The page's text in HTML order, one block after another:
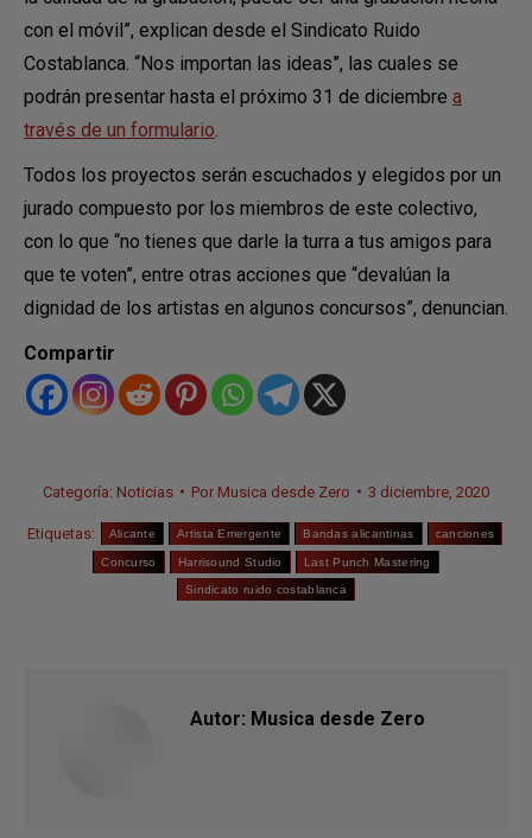
con el móvil”, explican desde el Sindicato Ruido
Costablanca. “Nos importan las ideas”, las cuales se
podrán presentar hasta el próximo 31 de diciembre a
través de un formulario.
Todos los proyectos serán escuchados y elegidos por un
jurado compuesto por los miembros de este colectivo,
con lo que “no tienes que darle la turra a tus amigos para
que te voten”, entre otras acciones que “devalúan la
dignidad de los artistas en algunos concursos”, denuncian.
Compartir
Categoría: Noticias Por Musica desde Zero 3 diciembre, 2020
Etiquetas: Alicante Artista Emergente Bandas alicantinas canciones
Concurso Harrisound Studio Last Punch Mastering
Sindicato ruido costablanca
Autor: Musica desde Zero